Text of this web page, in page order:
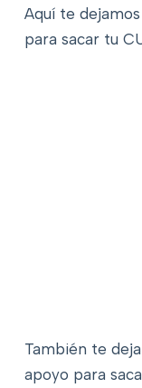
Aquí te
para sacar tu
También te
apoyo para